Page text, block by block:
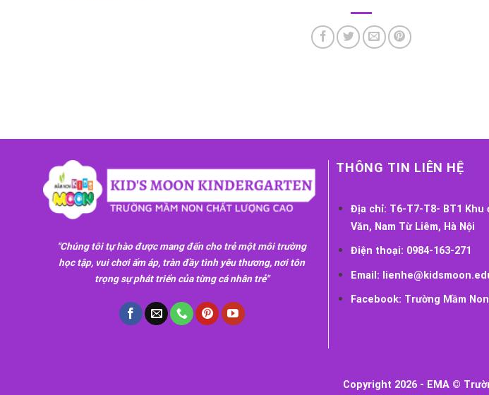
"Chúng tôi tự hào được mang đến cho trẻ một môi trường
học tập, vui chơi ấm áp, tràn đầy tình yêu thương, nơi tôn
trọng sự phát triển của từng cá nhân trẻ"
THÔNG TIN LIÊN HỆ
Địa chỉ: T6-T7-T8- BT1
Văn, Nam Từ Liêm, Hà Nội
Điện thoại: 0984-163-271
Email:
Facebook: Trường Mầm
Copyright 2026 - EMA ©